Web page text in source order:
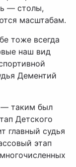
— столы,
масштабам.
тоже всегда
наш вид
Дементий
— таким был
Детского
главный судья
этап